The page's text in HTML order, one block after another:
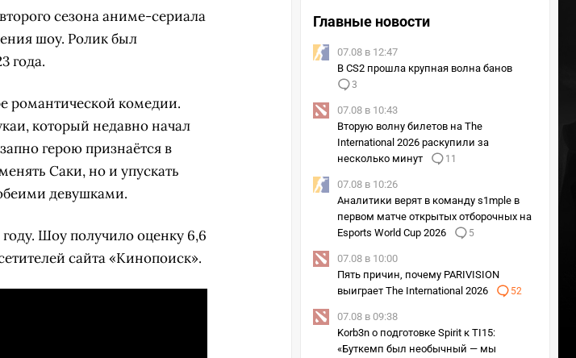
сезона аниме-сериала
шоу. Ролик был
года.
романтической комедии.
который недавно начал
герою признаётся в
Саки, но и упускать
девушками.
Шоу получило оценку 6,6
сайта «Кинопоиск».
Главные новости
07.08 в 12:47
В CS2 прошла крупная волна банов
3
07.08 в 10:43
Вторую волну билетов на The
International 2026 раскупили за
несколько минут
11
07.08 в 10:26
Аналитики верят в команду s1mple в
первом матче открытых отборочных на
Esports World Cup 2026
5
07.08 в 10:00
Пять причин, почему PARIVISION
выиграет The International 2026
52
07.08 в 09:38
Korb3n о подготовке Spirit к TI15:
«Буткемп был необычный — мы